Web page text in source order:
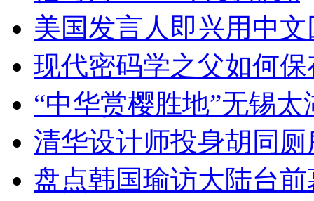
美国发言人即兴用中
现代密码学之父如何
“中华赏樱胜地”无锡
清华设计师投身胡同
盘点韩国瑜访大陆台